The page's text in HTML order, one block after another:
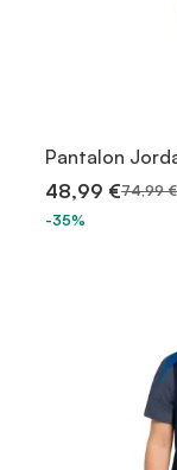
Pantalon
48,99 €74,99 €
-35%